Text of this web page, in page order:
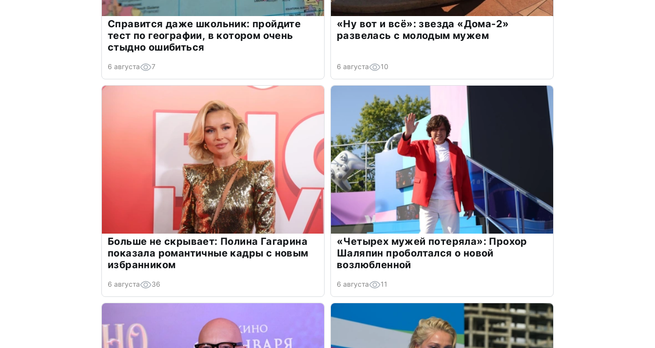
Справится даже школьник: пройдите
тест по географии, в котором очень
стыдно ошибиться
6 августа 7
«Ну вот и всё»: звезда «Дома-2»
развелась с молодым мужем
6 августа 10
Больше не скрывает: Полина Гагарина
показала романтичные кадры с новым
избранником
6 августа 36
«Четырех мужей потеряла»: Прохор
Шаляпин проболтался о новой
возлюбленной
6 августа 11